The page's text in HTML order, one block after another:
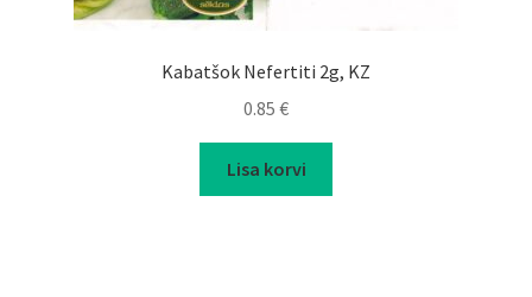
Kabatšok Nefertiti 2g, KZ
0.85 €
Lisa korvi